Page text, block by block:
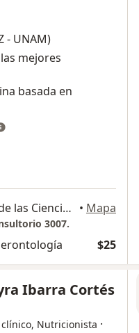
- UNAM)
mejores
basada en
Hospital Moscati, Avenida de las Ciencias 2058, Querétaro • Mapa
3007.
$25
Ibarra Cortés
Nutricionista ·